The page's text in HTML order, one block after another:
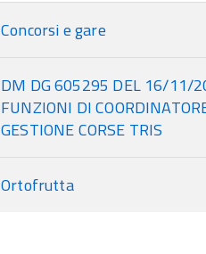
Concorsi e gare
DM DG 605295 DEL 16/11/
FUNZIONI DI
GESTIONE CORSE TRIS
Ortofrutta